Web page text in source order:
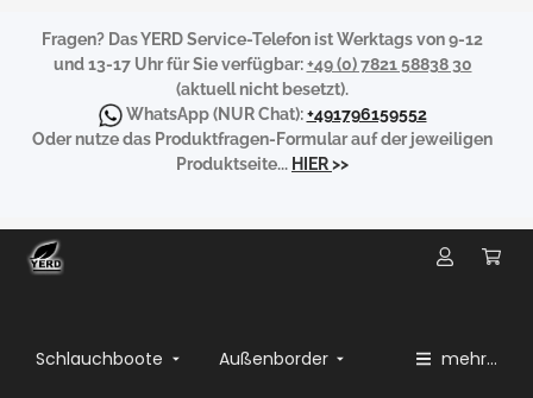
Fragen? Das YERD Service-Telefon ist Werktags von 9-12
und 13-17 Uhr für Sie verfügbar:+49 (0) 7821 58838 30
(aktuell nicht besetzt).
WhatsApp(NUR Chat):+491796159552
Oder nutze das Produktfragen-Formular auf der jeweiligen
Produktseite... HIER>>
Schlauchboote Außenborder mehr...